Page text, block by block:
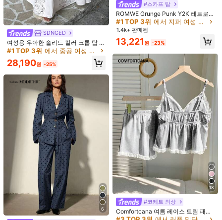
4.81 176K 팔로워
4.81 176K 팔로워
4.81
#리비에라 로맨스
SHEIN Holidaya 살구색 대나무 린넨
프릴 트림 플리츠 여성 2피스 세트, 살
구색 2피스 세트, 휴가 의상, 출퇴근복
받은 콘트라스트 레이스 여성 코디네이터
원 -25%
여성용 얇은 솔리드 컬러 우아한 캐주
얼 브이넥 세트 노란색
16,982 원 -28%
SDNGED
여성용 우아한 솔리드 컬러 크롭 탑 &
레이스 패치워크 스커트 2피스 세트,
여름 화이트, 바캉스코어
#1 TOP 3위 에서 중공 여성 코디네이터
28,190원 -25%
6
#스카프 탑
ROMWE Grunge Punk Y2K 레트로
체크무늬 스카프 부스티에 탑과 체크
무늬 저웨스트 물고기 꼬리 스커트 2
피스 세트
70+ 명 "사진과 동일"
#1 TOP 3위 에서 지퍼 여성 코디네이터
70+ 명 "사진과 동일"
#1 TOP 3위 에서 지퍼 여성 코디네이터
70+ 명 "사진과 동일"
#1 TOP 3위
70+ 명 "사진과 동일"
1.4k+ 판매됨
13,221 원 -23%
18
#코케트 의상
Comfortcana 여름 레이스 트림 패딩
캐미솔 & 반바지 세트
#3 TOP 3위 에서 러플 밑단 여성 코디네이터
80+ 명 "여름옷"
#3 TOP 3위 에서 러플 밑단 여성 코디네이터
#3 TOP 3위 에서 러플 밑단 여성 코디네이터